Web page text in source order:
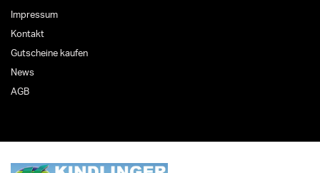
Impressum
Kontakt
Gutscheine kaufen
News
AGB